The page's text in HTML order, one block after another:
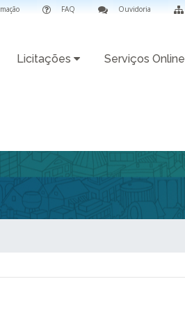
Ouvidoria
FAQ
Licitações Serviços Online